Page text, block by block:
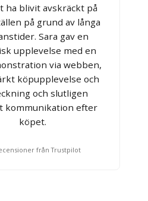
ha blivit avskräckt på
på grund av långa
Sara gav en
upplevelse med en
via webben,
köpupplevelse och
och slutligen
kommunikation efter
köpet.
från Trustpilot